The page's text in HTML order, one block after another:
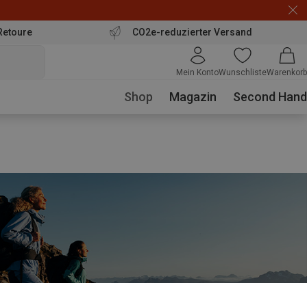
CO2e-reduzierter Versand
Mein KontoWunschlisteWarenkorb
Shop Magazin Second Hand